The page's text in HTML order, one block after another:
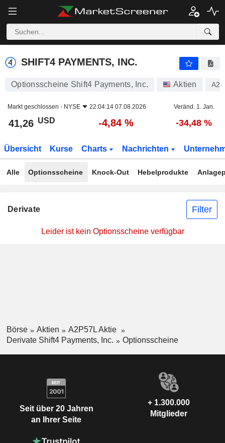
SHIFT4 PAYMENTS, INC.
SHIFT4 PAYMENTS, INC.
Optionsscheine Shift4 Payments, Inc. Aktien
Markt geschlossen - NYSE 22:04:14 07.08.2026 Veränd. 1. Jan.
41,26 USD -4,84 % -34,48 %
Übersicht Kurse Charts Nachrichten
Alle Optionsscheine Knock-Out Hebelprodukte
Derivate Filter
Leider ist kein Optionsscheine verfügbar
Börse Aktien
A2P57L Aktie
Derivate Shift4 Payments, Inc.
Optionsscheine
Seit über 20 Jahren
an Ihrer Seite
+ 1.300.000
Mitglieder